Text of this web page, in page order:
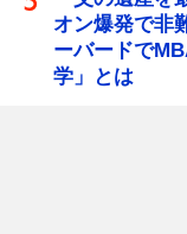
オン爆発で非
ーバードで
学」とは